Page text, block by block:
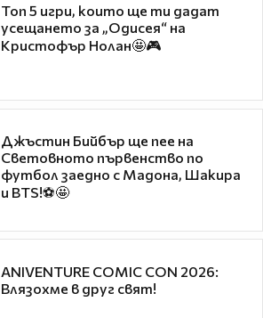
Топ 5 игри, които ще ти дадат
усещането за „Одисея“ на
Кристофър Нолан🤩🎮
Джъстин Бийбър ще пее на
Световното първенство по
футбол заедно с Мадона, Шакира
и BTS!⚽🤩
ANIVENTURE COMIC CON 2026:
Влязохме в друг свят!